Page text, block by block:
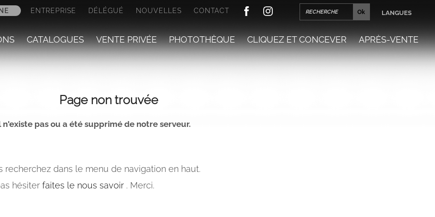
ENTREPRISE DÉLÉGUÉ NOUVELLES CONTACT
CATALOGUES VENTE PRIVÉE PHOTOTHÈQUE CLIQUEZ ET CONCEVER APRÈS-VENTE
LANGUES
Page non trouvée
pas ou a été supprimé de notre serveur.
dans le menu de navigation en haut.
hésiter faites le nous savoir . Merci.